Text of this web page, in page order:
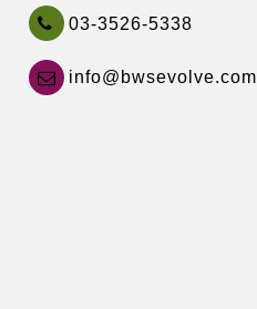
03-3526-5338
info@bwsevolve.com